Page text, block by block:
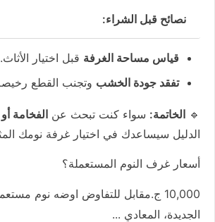
نصائح قبل الشراء:
قياس مساحة الغرفة قبل اختيار الأثاث.
تفقد جودة الخشب وتجنب القطع
🔹 الخاتمة: سواء كنت تبحث عن الفخامة أو
الدليل سيساعدك في اختيار غرفة نومك
أسعار غرف النوم المستعملة؟
10,000 ج.مقابل للتفاوض اوضه نوم
الجديدة، المعادي ...